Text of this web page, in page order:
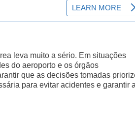
leva muito a sério. Em situações
do aeroporto e os órgãos
que as decisões tomadas
para evitar acidentes e garantir